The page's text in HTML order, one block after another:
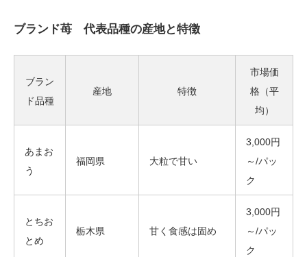
ブランド苺 代表品種の産地と特徴
ブラン
ド品種
産地 特徴
市場価
格（平
均）
あまお
う
福岡県 大粒で甘い
3,000円
～/パッ
ク
とちお
とめ
栃木県 甘く食感は固め
3,000円
～/パッ
ク